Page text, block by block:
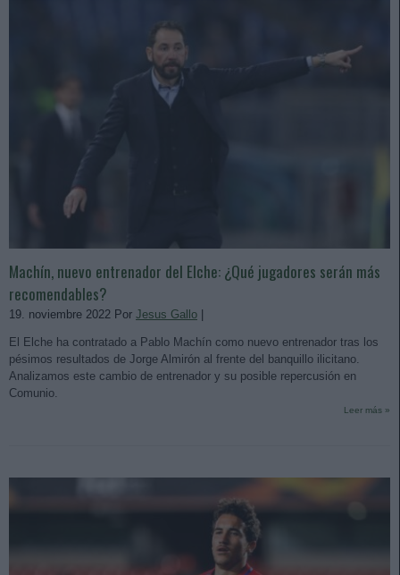
Machín, nuevo entrenador del Elche: ¿Qué jugadores serán más
recomendables?
19. noviembre 2022 Por Jesus Gallo |
El Elche ha contratado a Pablo Machín como nuevo entrenador tras los
pésimos resultados de Jorge Almirón al frente del banquillo ilicitano.
Analizamos este cambio de entrenador y su posible repercusión en
Comunio.
Leer más »